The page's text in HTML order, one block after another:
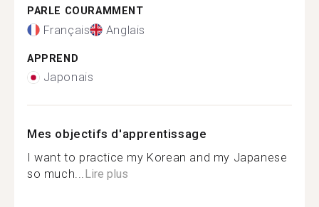
PARLE COURAMMENT
Français Anglais
APPREND
Japonais
Mes objectifs d'apprentissage
I want to practice my Korean and my Japanese
so much...Lire plus